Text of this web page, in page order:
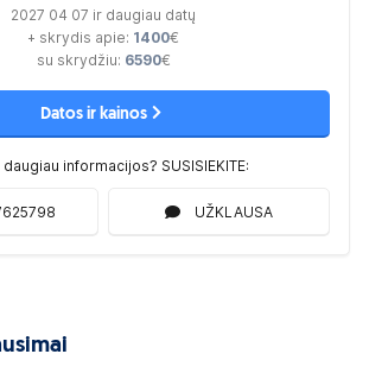
2027 04 07 ir daugiau datų
+ skrydis apie: 1400€
su skrydžiu: 6590€
Datos ir kainos
daugiau informacijos? SUSISIEKITE:
UŽKLAUSA